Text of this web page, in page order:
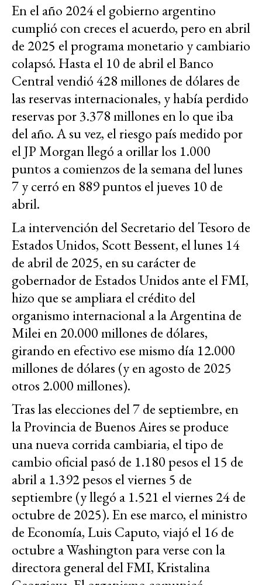
En el año 2024 el gobierno argentino
cumplió con creces el acuerdo, pero en abril
de 2025 el programa monetario y cambiario
colapsó. Hasta el 10 de abril el Banco
Central vendió 428 millones de dólares de
las reservas internacionales, y había perdido
reservas por 3.378 millones en lo que iba
del año. A su vez, el riesgo país medido por
el JP Morgan llegó a orillar los 1.000
puntos a comienzos de la semana del lunes
7 y cerró en 889 puntos el jueves 10 de
abril.
La intervención del Secretario del Tesoro de
Estados Unidos, Scott Bessent, el lunes 14
de abril de 2025, en su carácter de
gobernador de Estados Unidos ante el FMI,
hizo que se ampliara el crédito del
organismo internacional a la Argentina de
Milei en 20.000 millones de dólares,
girando en efectivo ese mismo día 12.000
millones de dólares (y en agosto de 2025
otros 2.000 millones).
Tras las elecciones del 7 de septiembre, en
la Provincia de Buenos Aires se produce
una nueva corrida cambiaria, el tipo de
cambio oficial pasó de 1.180 pesos el 15 de
abril a 1.392 pesos el viernes 5 de
septiembre (y llegó a 1.521 el viernes 24 de
octubre de 2025). En ese marco, el ministro
de Economía, Luis Caputo, viajó el 16 de
octubre a Washington para verse con la
directora general del FMI, Kristalina